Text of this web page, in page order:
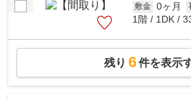
敷金 0ヶ月
1階 / 1DK /
残り 6件を表示